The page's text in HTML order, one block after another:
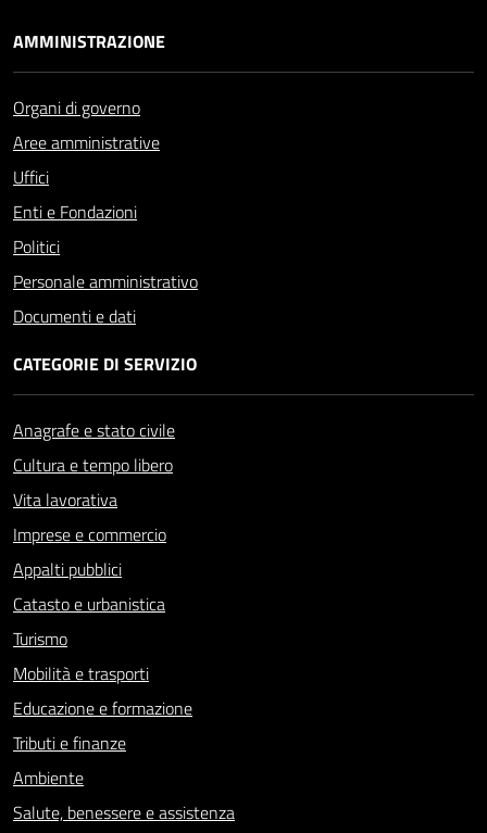
AMMINISTRAZIONE
Organi di governo
Aree amministrative
Uffici
Enti e Fondazioni
Politici
Personale amministrativo
Documenti e dati
CATEGORIE DI SERVIZIO
Anagrafe e stato civile
Cultura e tempo libero
Vita lavorativa
Imprese e commercio
Appalti pubblici
Catasto e urbanistica
Turismo
Mobilità e trasporti
Educazione e formazione
Tributi e finanze
Ambiente
Salute, benessere e assistenza